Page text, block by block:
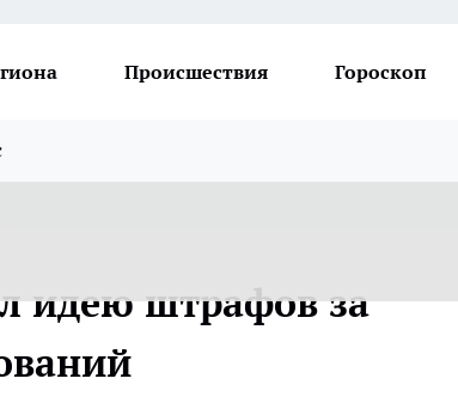
Происшествия Гороскоп
идею штрафов за